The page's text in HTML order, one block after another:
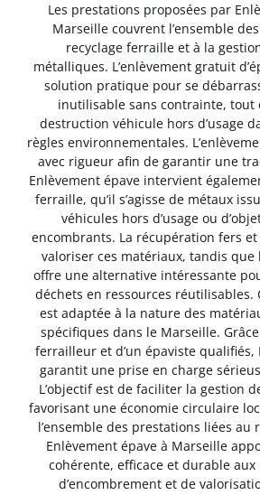
Les prestations proposées par
Marseille couvrent l’ensemble
recyclage ferraille et à la
métalliques. L’enlèvement gratuit
solution pratique pour se
inutilisable sans contrainte, tout
destruction véhicule hors d’usage
règles environnementales.
avec rigueur afin de garantir une
Enlèvement épave intervient
ferraille, qu’il s’agisse de métaux
véhicules hors d’usage ou
encombrants. La récupération fers
valoriser ces matériaux, tandis
offre une alternative intéressante
déchets en ressources réutilisables.
est adaptée à la nature des
spécifiques dans le Marseille. Grâce
ferrailleur et d’un épaviste qualifiés,
garantit une prise en charge
L’objectif est de faciliter la gestion
favorisant une économie circulaire
l’ensemble des prestations liées au
Enlèvement épave à Marseille
cohérente, efficace et durable
d’encombrement et de